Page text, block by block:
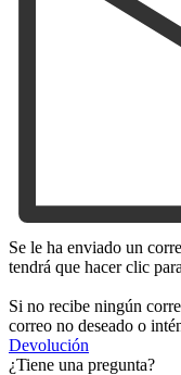
Se le ha enviado un
tendrá que hacer clic
Si no recibe ningún
correo no deseado o
Devolución
¿Tiene una pregunta?